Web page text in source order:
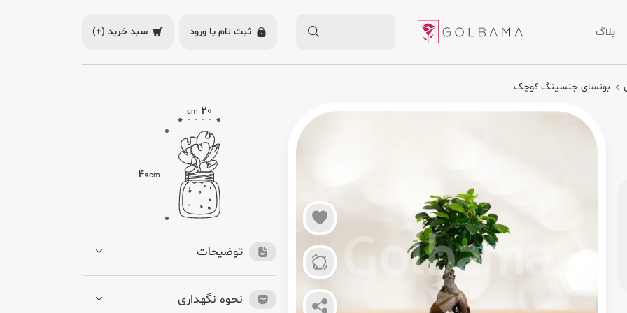
بلاگ ثبت نام یا ورود سبد خرید (+)
بونسای جنسینگ کوچک
20
cm
40cm
توضیحات
نحوه نگهداری